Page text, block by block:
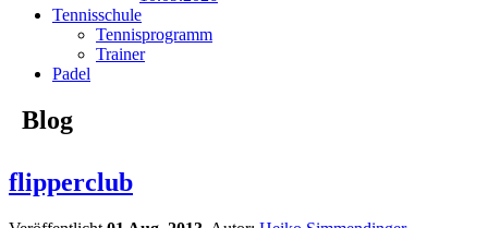
Tennisschule
Tennisprogramm
Trainer
Padel
Blog
flipperclub